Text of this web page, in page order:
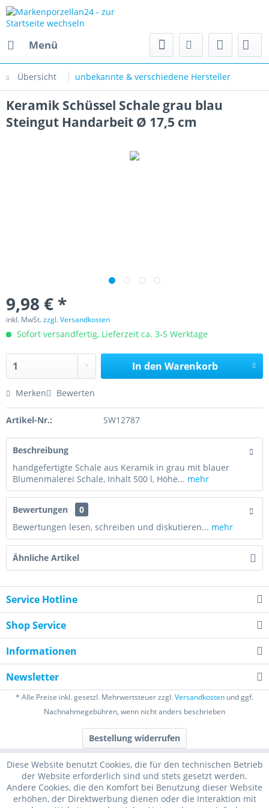
Menü
Übersicht unbekannte & verschiedene Hersteller
Keramik Schüssel Schale grau blau
Steingut Handarbeit Ø 17,5 cm
9,98 € *
inkl. MwSt.zzgl. Versandkosten
Sofort versandfertig, Lieferzeit ca. 3-5 Werktage
In den Warenkorb
Merken Bewerten
Artikel-Nr.: SW12787
Beschreibung
handgefertigte Schale aus Keramik in grau mit blauer
Blumenmalerei Schale, Inhalt 500 l, Höhe... mehr
Bewertungen
0
Bewertungen lesen, schreiben und diskutieren... mehr
Ähnliche Artikel
Service Hotline
Shop Service
Informationen
Newsletter
* Alle Preise inkl. gesetzl. Mehrwertsteuer zzgl.Versandkosten und ggf.
Nachnahmegebühren, wenn nicht anders beschrieben
Bestellung widerrufen
Diese Website benutzt Cookies, die für den technischen Betrieb
der Website erforderlich sind und stets gesetzt werden.
Andere Cookies, die den Komfort bei Benutzung dieser Website
erhöhen, der Direktwerbung dienen oder die Interaktion mit